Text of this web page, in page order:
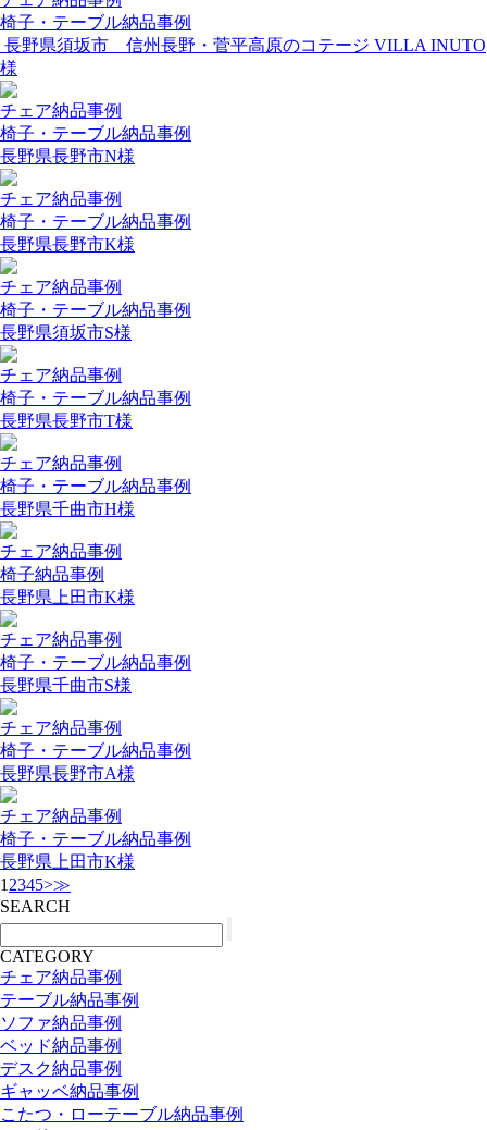
椅子・テーブル納品事例
長野県須坂市 信州長野・菅平高原のコテージ VILLA INUTO
様
チェア納品事例
椅子・テーブル納品事例
長野県長野市N様
チェア納品事例
椅子・テーブル納品事例
長野県長野市K様
チェア納品事例
椅子・テーブル納品事例
長野県須坂市S様
チェア納品事例
椅子・テーブル納品事例
長野県長野市T様
チェア納品事例
椅子・テーブル納品事例
長野県千曲市H様
チェア納品事例
椅子納品事例
長野県上田市K様
チェア納品事例
椅子・テーブル納品事例
長野県千曲市S様
チェア納品事例
椅子・テーブル納品事例
長野県長野市A様
チェア納品事例
椅子・テーブル納品事例
長野県上田市K様
1 2345>≫
SEARCH
CATEGORY
チェア納品事例
テーブル納品事例
ソファ納品事例
ベッド納品事例
デスク納品事例
ギャッベ納品事例
こたつ・ローテーブル納品事例